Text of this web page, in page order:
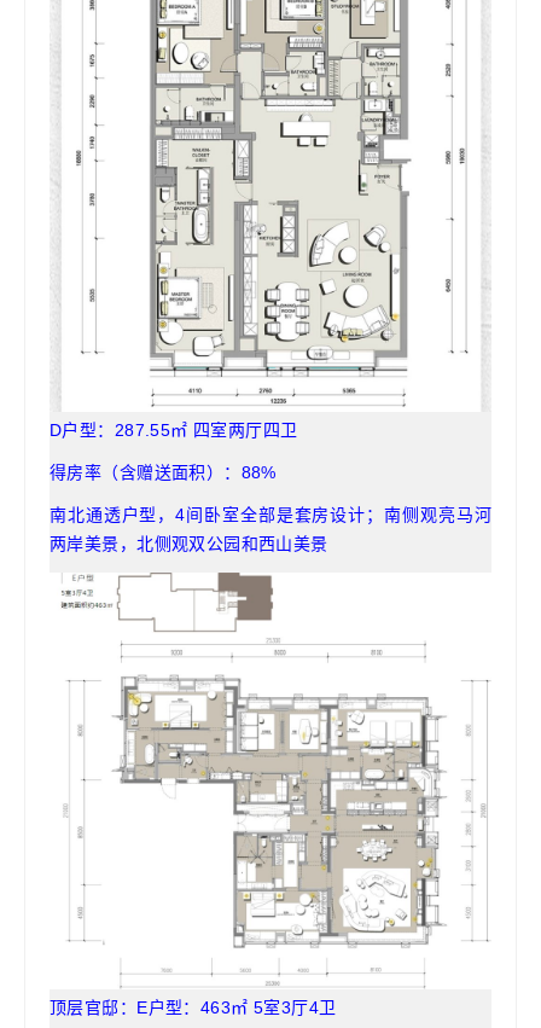
D户型：287.55㎡ 四室两厅四卫
得房率（含赠送面积）：88%
南北通透户型，4间卧室全部是套房设计；南侧观亮马河
两岸美景，北侧观双公园和西山美景
顶层官邸：E户型：463㎡ 5室3厅4卫